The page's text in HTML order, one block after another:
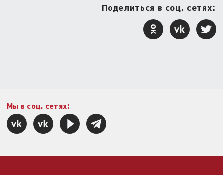
Поделиться в соц. сетях:
Мы в соц. сетях: